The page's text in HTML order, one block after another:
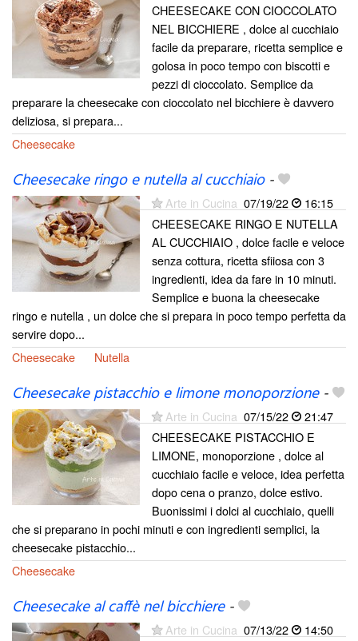
CHEESECAKE CON CIOCCOLATO
NEL BICCHIERE , dolce al cucchiaio
facile da preparare, ricetta semplice e
golosa in poco tempo con biscotti e
pezzi di cioccolato. Semplice da
preparare la cheesecake con cioccolato nel bicchiere è davvero
deliziosa, si prepara...
Cheesecake
Cheesecake ringo e nutella al cucchiaio-
Arte in Cucina 07/19/22
16:15
CHEESECAKE RINGO E NUTELLA
AL CUCCHIAIO , dolce facile e veloce
senza cottura, ricetta sfiiosa con 3
ingredienti, idea da fare in 10 minuti.
Semplice e buona la cheesecake
ringo e nutella , un dolce che si prepara in poco tempo perfetta da
servire dopo...
Cheesecake
Nutella
Cheesecake pistacchio e limone monoporzione-
Arte in Cucina 07/15/22
21:47
CHEESECAKE PISTACCHIO E
LIMONE, monoporzione , dolce al
cucchiaio facile e veloce, idea perfetta
dopo cena o pranzo, dolce estivo.
Buonissimi i dolci al cucchiaio, quelli
che si preparano in pochi minuti e con ingredienti semplici, la
cheesecake pistacchio...
Cheesecake
Cheesecake al caffè nel bicchiere-
Arte in Cucina 07/13/22
14:50